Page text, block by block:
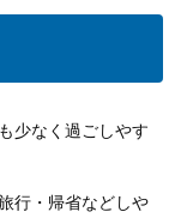
少なく過ごしやす
行・帰省などしや